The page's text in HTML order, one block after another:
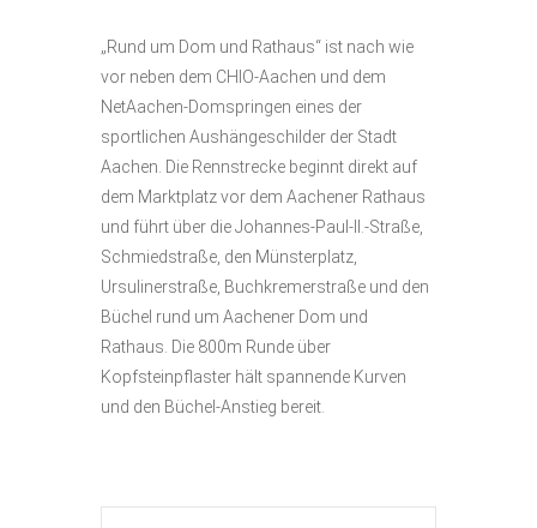
„Rund um Dom und Rathaus“ ist nach wie
vor neben dem CHIO-Aachen und dem
NetAachen-Domspringen eines der
sportlichen Aushängeschilder der Stadt
Aachen. Die Rennstrecke beginnt direkt auf
dem Marktplatz vor dem Aachener Rathaus
und führt über die Johannes-Paul-II.-Straße,
Schmiedstraße, den Münsterplatz,
Ursulinerstraße, Buchkremerstraße und den
Büchel rund um Aachener Dom und
Rathaus. Die 800m Runde über
Kopfsteinpflaster hält spannende Kurven
und den Büchel-Anstieg bereit.